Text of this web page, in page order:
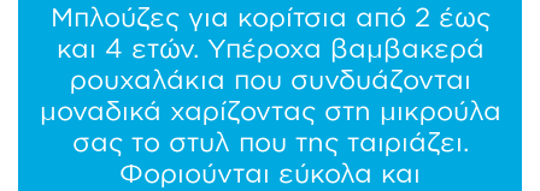
Μπλούζες για κορίτσια από 2 έως
και 4 ετών. Υπέροχα βαμβακερά
ρουχαλάκια που συνδυάζονται
μοναδικά χαρίζοντας στη μικρούλα
σας το στυλ που της ταιριάζει.
Φοριούνται εύκολα και